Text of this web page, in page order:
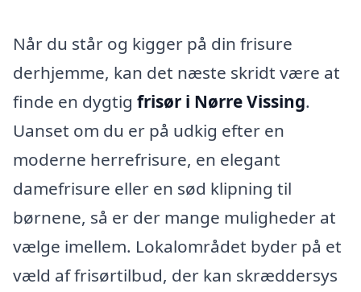
Når du står og kigger på din frisure
derhjemme, kan det næste skridt være at
finde en dygtig frisør i Nørre Vissing.
Uanset om du er på udkig efter en
moderne herrefrisure, en elegant
damefrisure eller en sød klipning til
børnene, så er der mange muligheder at
vælge imellem. Lokalområdet byder på et
væld af frisørtilbud, der kan skræddersys